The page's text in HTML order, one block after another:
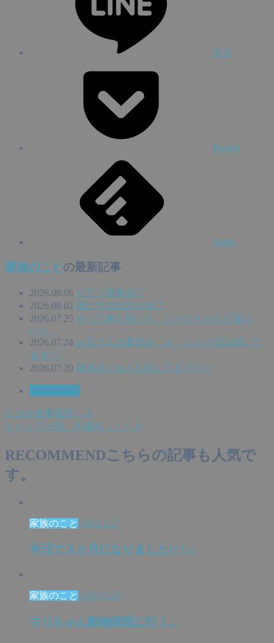
送る
Pocket
feedly
家族のことの最新記事
2026.08.06 ピアノ発表会♡
2026.08.02 孫たちのお泊り会♡
2026.07.25 やって来た孫たち、ミャクちゃんと遊ぶ
(^^♪
2026.07.24 お兄さんの夏休み ＆ ミャク活は続いて
ます^^;
2026.07.20 夏休み☆みんな何してる？(^^♪
ヒヨの食事風景～🎶
シャンプー後、大暴れ（＾＾🎶
RECOMMENDこちらの記事も人気で
す。
家族のこと 2021.2.27
今日で３ヶ月になりました(^^♪/
家族のこと 2021.7.23
マリちゃん動物病院に行く。